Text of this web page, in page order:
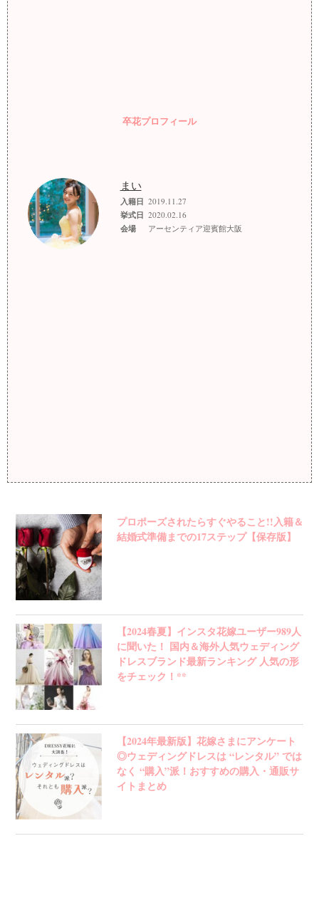
卒花プロフィール
まい
入籍日 2019.11.27
挙式日 2020.02.16
会場 アーセンティア迎賓館大阪
プロポーズされたらすぐやること!!入籍＆
結婚式準備までの17ステップ【保存版】
【2024春夏】インスタ花嫁ユーザー989人
に聞いた！ 国内＆海外人気ウェディング
ドレスブランド最新ランキング 人気の形
をチェック！**
【2024年最新版】花嫁さまにアンケート
◎ウェディングドレスは “レンタル” では
なく “購入”派！おすすめの購入・通販サ
イトまとめ